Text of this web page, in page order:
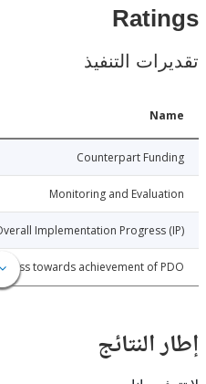
التنفيذ
Counterpart
Monitoring and
Overall Implementation
Progress towards achievement of